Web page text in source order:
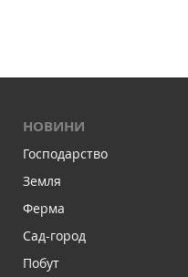
НОВИНИ
Господарство
Земля
Ферма
Сад-город
Побут